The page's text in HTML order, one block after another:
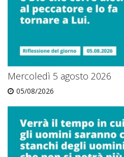
Mercoledì 5 agosto 2026
05/08/2026